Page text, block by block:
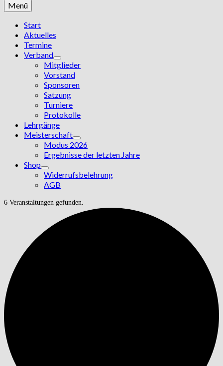
Menü
Start
Aktuelles
Termine
Verband
Mitglieder
Vorstand
Sponsoren
Satzung
Turniere
Protokolle
Lehrgänge
Meisterschaft
Modus 2026
Ergebnisse der letzten Jahre
Shop
Widerrufsbelehrung
AGB
6 Veranstaltungen gefunden.